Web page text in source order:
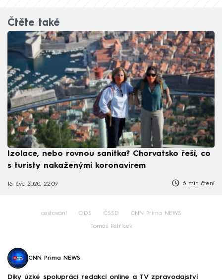
Čtěte také
Izolace, nebo rovnou sanitka? Chorvatsko řeší, co
s turisty nakaženými koronavirem
16. čvc 2020, 22:09 6 min čtení
cestování ODS ČSSD CNN Prima NEWS
Tomáš Petříček
CNN Prima NEWS
Díky úzké spolupráci redakcí online a TV zpravodajství